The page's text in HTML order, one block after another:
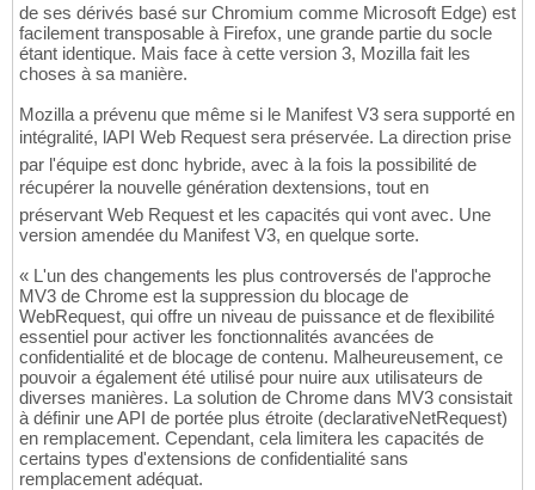
de ses dérivés basé sur Chromium comme Microsoft Edge) est
facilement transposable à Firefox, une grande partie du socle
étant identique. Mais face à cette version 3, Mozilla fait les
choses à sa manière.
Mozilla a prévenu que même si le Manifest V3 sera supporté en
intégralité, lAPI Web Request sera préservée. La direction prise
par l'équipe est donc hybride, avec à la fois la possibilité de
récupérer la nouvelle génération dextensions, tout en
préservant Web Request et les capacités qui vont avec. Une
version amendée du Manifest V3, en quelque sorte.
« L'un des changements les plus controversés de l'approche
MV3 de Chrome est la suppression du blocage de
WebRequest, qui offre un niveau de puissance et de flexibilité
essentiel pour activer les fonctionnalités avancées de
confidentialité et de blocage de contenu. Malheureusement, ce
pouvoir a également été utilisé pour nuire aux utilisateurs de
diverses manières. La solution de Chrome dans MV3 consistait
à définir une API de portée plus étroite (declarativeNetRequest)
en remplacement. Cependant, cela limitera les capacités de
certains types d'extensions de confidentialité sans
remplacement adéquat.